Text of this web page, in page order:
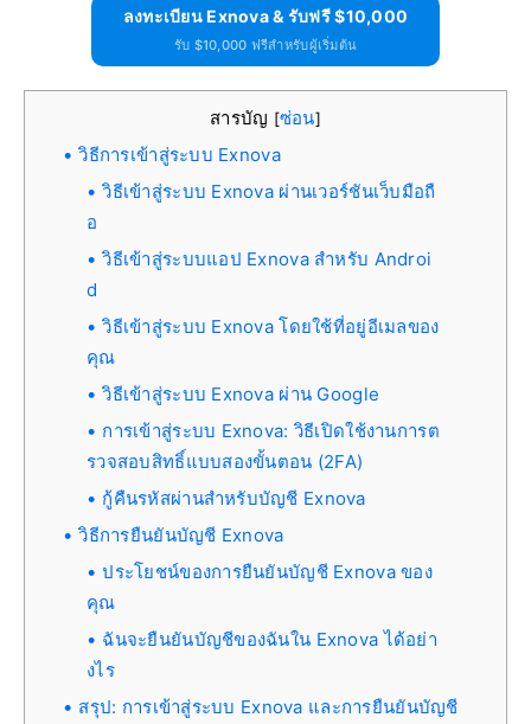
ลงทะเบียน Exnova & รับฟรี $10,000
รับ $10,000 ฟรีสำหรับผู้เริ่มต้น
สารบัญ [ซ่อน]
วิธีการเข้าสู่ระบบ Exnova
วิธีเข้าสู่ระบบ Exnova ผ่านเวอร์ชันเว็บมือถื
อ
วิธีเข้าสู่ระบบแอป Exnova สำหรับ Androi
d
วิธีเข้าสู่ระบบ Exnova โดยใช้ที่อยู่อีเมลของ
คุณ
วิธีเข้าสู่ระบบ Exnova ผ่าน Google
การเข้าสู่ระบบ Exnova: วิธีเปิดใช้งานการต
รวจสอบสิทธิ์แบบสองขั้นตอน (2FA)
กู้คืนรหัสผ่านสำหรับบัญชี Exnova
วิธีการยืนยันบัญชี Exnova
ประโยชน์ของการยืนยันบัญชี Exnova ของ
คุณ
ฉันจะยืนยันบัญชีของฉันใน Exnova ได้อย่า
งไร
สรุป: การเข้าสู่ระบบ Exnova และการยืนยันบัญชี